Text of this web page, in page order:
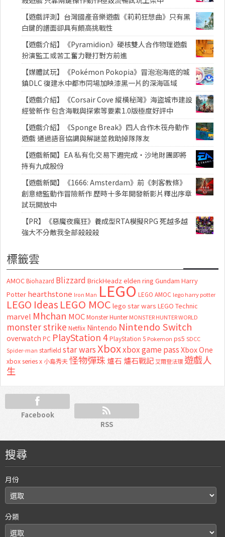
【遊戲評測】台灣國產音樂遊戲《莉莉狂想曲》只有黑
白鍵的譜面卻具有頗高挑戰性
【遊戲介紹】《Pyramidion》硬核雙人合作物理遊戲
扮演監工或苦工奮力鞭打對方前進
【媒體試玩】《Pokémon Pokopia》冒泡泡海底的城
鎮DLC 復建水中都市同場加映漆黑一片的深海區域
【遊戲介紹】《Corsair Cove 縱橫秘灣》海盜城市建設
經營新作 包含海戰與探索等要素1.0版極度好評中
【遊戲介紹】《Sponge Break》四人合作木筏舟動作
遊戲 通過語音協調與解謎並救助掉隊隊友
【遊戲新聞】EA 私有化交易下週完成・沙地財團即將
持有九成股份
【遊戲新聞】《1666: Amsterdam》前《刺客教條》
創意總監動作冒險新作 歷時十多年開發新影片釋出序章
試玩開放中
【PR】《惡魔夜瘋狂》養成型RTA模擬RPG 死越多越
強大不分敵我全部殺殺殺
標籤雲
AMOC Biohazard Blizzard BrickHeadz elden ring Gundam Harry
Potter hearthstone Iron Man LEGO LEGO AMOC lego harry potter
LEGO Ideas LEGO MOC lego star wars LEGO Technic
marvel Mhchan MOC Monster Hunter MONSTER HUNTER WORLD
monster strike Netflix Nintendo Nintendo Switch
overwatch PC PlayStation 4 PlayStation 5 Pokemon ps5 SDCC
Spider-man starfield star wars Xboxxbox game passXbox One
xbox series x 小島秀夫怪物彈珠 爐石 爐石戰記艾爾登法環 遊戲人
生
Facebook
RSS
搜尋
月份
分類